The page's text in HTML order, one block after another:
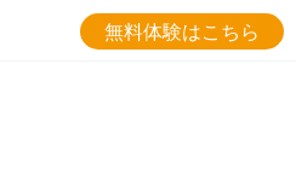
無料体験はこちら